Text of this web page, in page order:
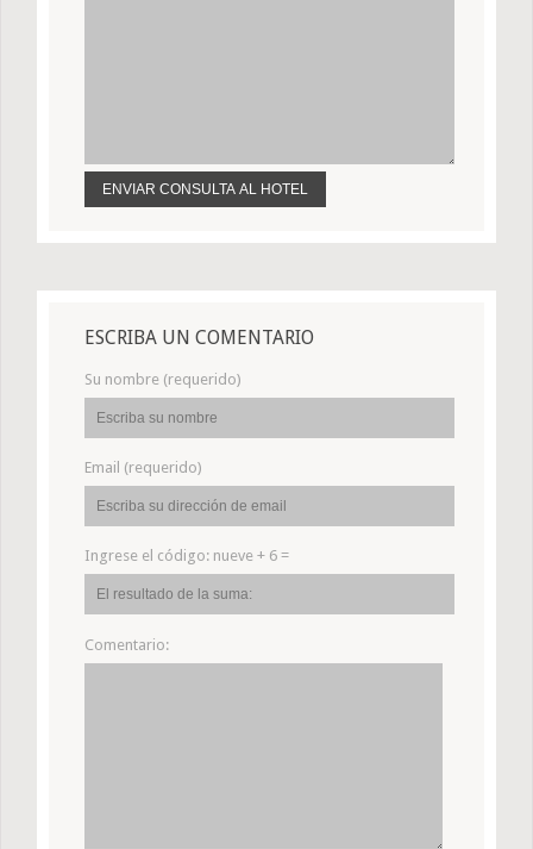
ESCRIBA UN COMENTARIO
Su nombre (requerido)
Email (requerido)
Ingrese el código: nueve + 6 =
Comentario: